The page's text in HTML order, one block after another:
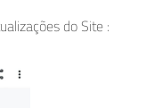
do Site :